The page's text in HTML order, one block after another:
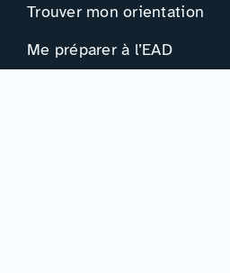
Trouver mon orientation
Me préparer à l’EAD